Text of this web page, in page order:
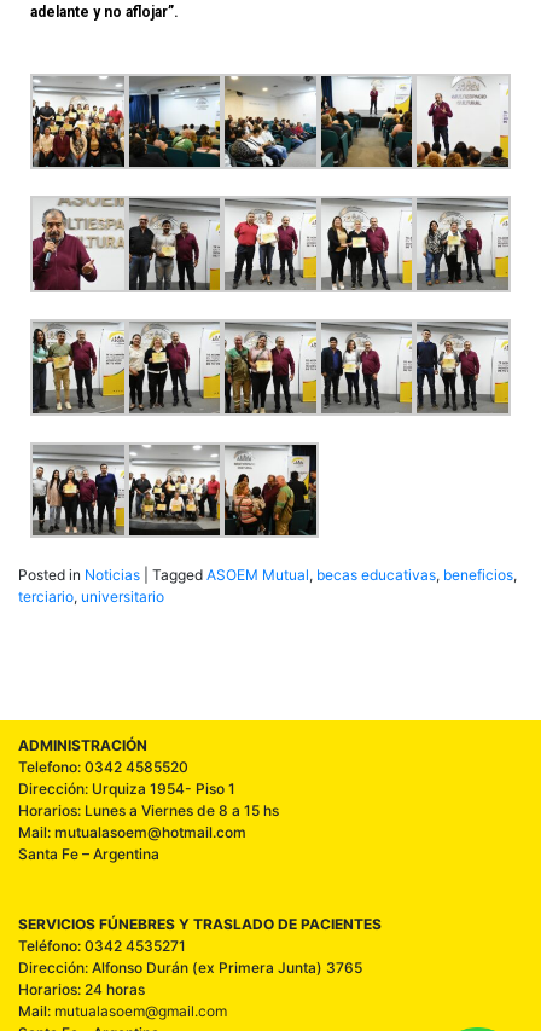
adelante y no aflojar”.
Posted in Noticias Tagged ASOEM Mutual, becas educativas, beneficios,
terciario, universitario
ADMINISTRACIÓN
Telefono: 0342 4585520
Dirección: Urquiza 1954- Piso 1
Horarios: Lunes a Viernes de 8 a 15 hs
Mail: mutualasoem@hotmail.com
Santa Fe – Argentina
SERVICIOS FÚNEBRES Y TRASLADO DE PACIENTES
Teléfono: 0342 4535271
Dirección: Alfonso Durán (ex Primera Junta) 3765
Horarios: 24 horas
Mail: mutualasoem@gmail.com